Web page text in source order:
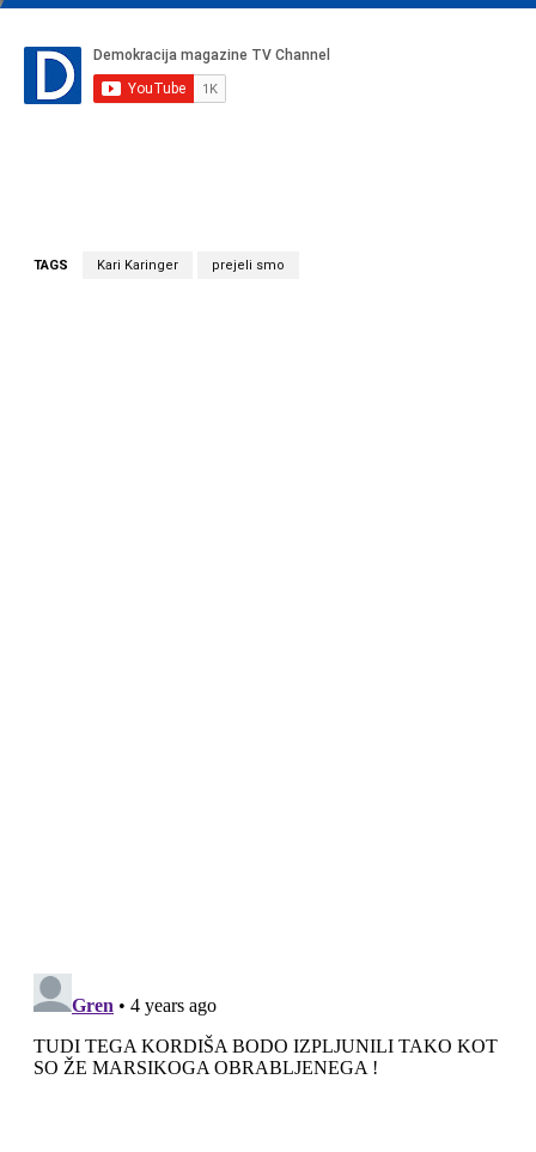
TAGS Kari Karinger prejeli smo